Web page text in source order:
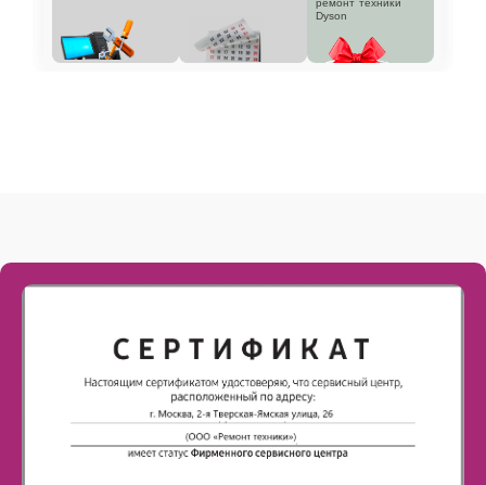
ремонт техники
Dyson